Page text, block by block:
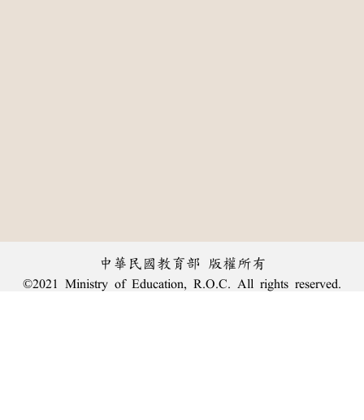
中華民國教育部 版權所有
©2021 Ministry of Education, R.O.C. All rights reserved.